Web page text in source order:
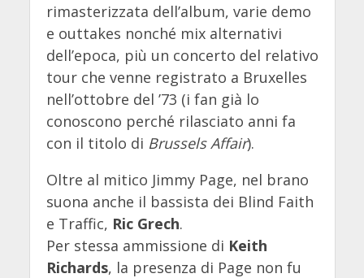
rimasterizzata dell’album, varie demo
e outtakes nonché mix alternativi
dell’epoca, più un concerto del relativo
tour che venne registrato a Bruxelles
nell’ottobre del ’73 (i fan già lo
conoscono perché rilasciato anni fa
con il titolo di Brussels Affair).
Oltre al mitico Jimmy Page, nel brano
suona anche il bassista dei Blind Faith
e Traffic, Ric Grech.
Per stessa ammissione di Keith
Richards, la presenza di Page non fu